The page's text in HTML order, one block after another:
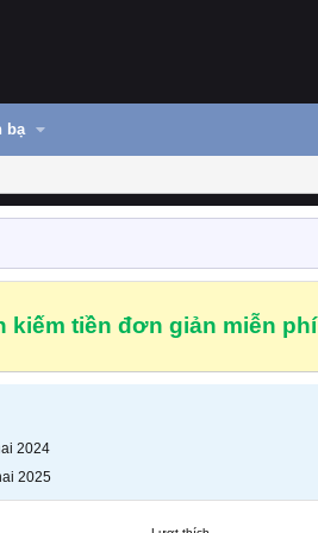
bạ
kiếm tiền đơn giản miễn phí
2024
2025